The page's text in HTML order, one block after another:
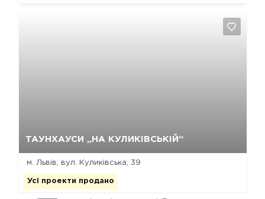
ТАУНХАУСИ „НА КУЛИКІВСЬКІЙ“
м. Львів, вул. Куликівська, 39
Усі проекти продано